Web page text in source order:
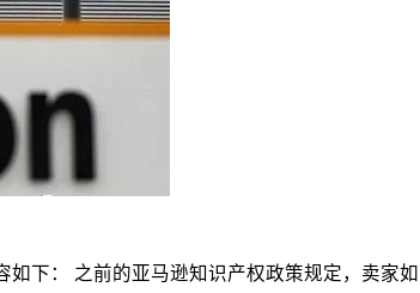
下： 之前的亚马逊知识产权政策规定，卖家